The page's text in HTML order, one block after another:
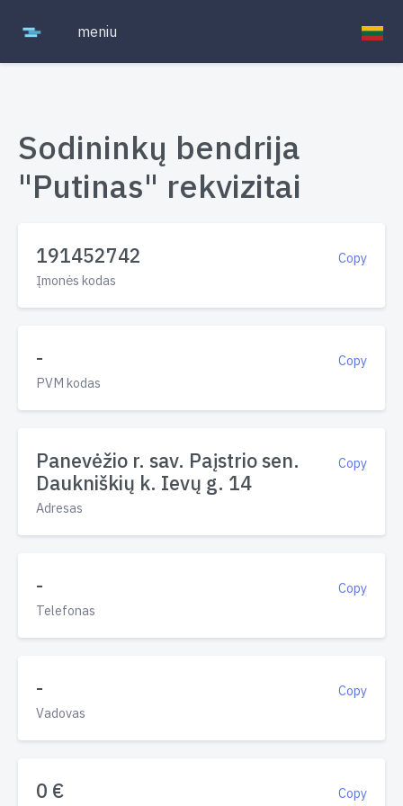
meniu
Sodininkų bendrija
"Putinas" rekvizitai
Copy
191452742
Įmonės kodas
Copy
-
PVM kodas
Copy
Panevėžio r. sav. Paįstrio sen.
Daukniškių k. Ievų g. 14
Adresas
Copy
-
Telefonas
Copy
-
Vadovas
Copy
0 €